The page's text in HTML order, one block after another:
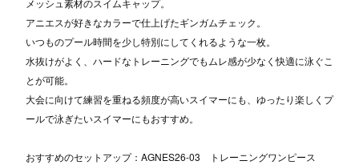
メッシュ素材のスイムキャップ。
アニエスが好きなカラーで仕上げたギンガムチェック。
いつものプール時間を少し特別にしてくれるような一枚。
水抜けがよく、ハードなトレーニングでもムレ感が少なく快適に泳ぐこ
とが可能。
大会に向けて練習を重ねる頻度が高いスイマーにも、ゆったり楽しくプ
ールで泳ぎたいスイマーにもおすすめ。
おすすめのセットアップ：AGNES26-03 トレーニングワンピース